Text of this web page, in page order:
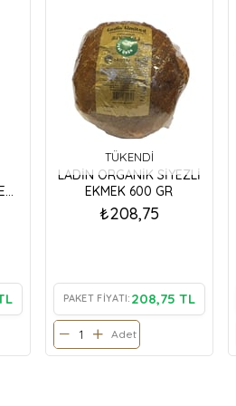
TÜKENDI
LADİN ORGANİK SİYEZLİ
EKMEK 600 GR
₺208,75
PAKET FIYATI: 208,75 TL
Adet